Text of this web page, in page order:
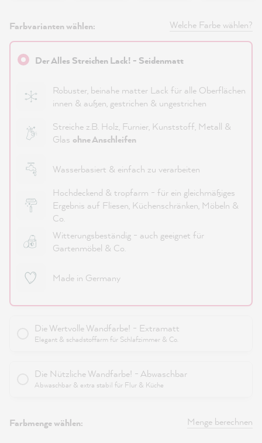
Farbvarianten wählen: Welche Farbe wählen?
Der Alles Streichen Lack! - Seidenmatt
Robuster, beinahe matter Lack für alle Oberflächen
innen & außen, gestrichen & ungestrichen
Streiche z.B. Holz, Furnier, Kunststoff, Metall &
Glas ohne Anschleifen
Wasserbasiert & einfach zu verarbeiten
Hochdeckend & tropfarm - für ein gleichmäßiges
Ergebnis auf Fliesen, Küchenschränken, Möbeln &
Co.
Witterungsbeständig - auch geeignet für
Gartenmöbel & Co.
Made in Germany
Die Wertvolle Wandfarbe! - Extramatt
Elegant & schadstoffarm für Schlafzimmer & Co.
Die Nützliche Wandfarbe! - Abwaschbar
Abwaschbar & extra stabil für Flur & Küche
Farbmenge wählen: Menge berechnen